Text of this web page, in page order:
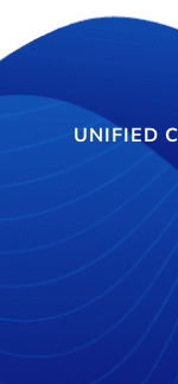
UNIFIED